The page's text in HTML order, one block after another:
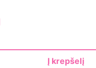
Į krepšelį